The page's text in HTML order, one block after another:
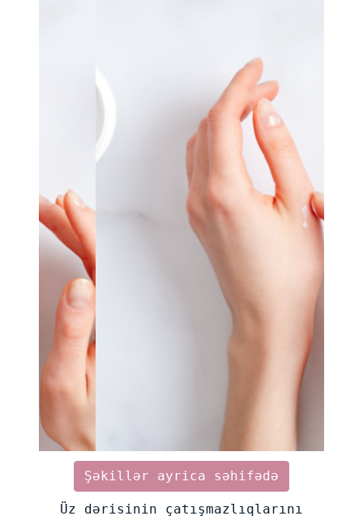
Şəkillər ayrica səhifədə
Üz dərisinin çatışmazlıqlarını